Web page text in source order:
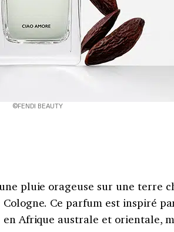
©FENDI BEAUTY
pluie orageuse sur une terre
Ce parfum est inspiré
en Afrique australe et orientale,